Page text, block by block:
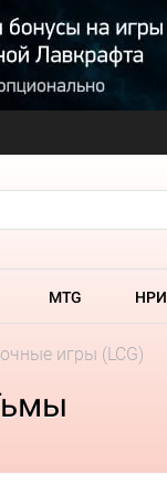
MTG НРИ
игры (LCG)